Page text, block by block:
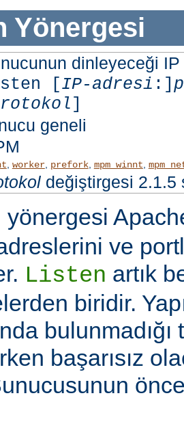
Yönergesi
dinleyeceği
[IP-adresi :]
]
geneli
worker, prefork, mpm_winnt
değiştirgesi 2.1.5
yönergesi
ve
Listen artık
biridir.
başarısız